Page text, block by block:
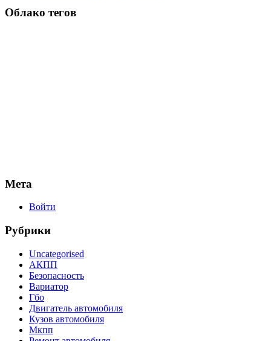
Облако тегов
Мета
Войти
Рубрики
Uncategorised
АКПП
Безопасность
Вариатор
Гбо
Двигатель автомобиля
Кузов автомобиля
Мкпп